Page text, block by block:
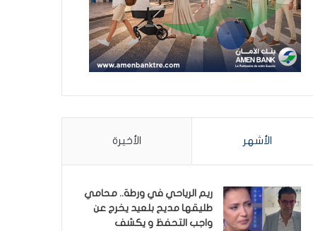
الأشهر الأخيرة
ريم الرياحي في ورطة.. محامي
طليقها مديح بلعيد يخرج عن
واجب التحفظ و يكشف